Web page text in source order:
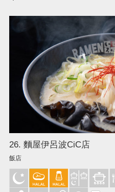
26. 麵屋伊呂波CiC店
飯店